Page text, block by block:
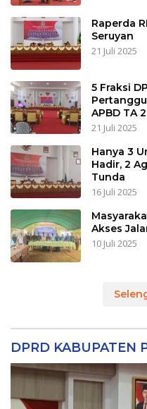
Raperda
Seruyan
21 Juli 2025
5 Fraksi
APBD TA
21 Juli 2025
Hanya 3
Hadir, 2
Tunda
16 Juli 2025
Akses
10 Juli 2025
DPRD KABUPATEN